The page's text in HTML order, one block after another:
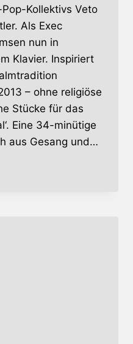
Kollektivs Veto
Als Exec
nun in
Klavier. Inspiriert
– ohne religiöse
Stücke für das
Eine 34-minütige
aus Gesang und…